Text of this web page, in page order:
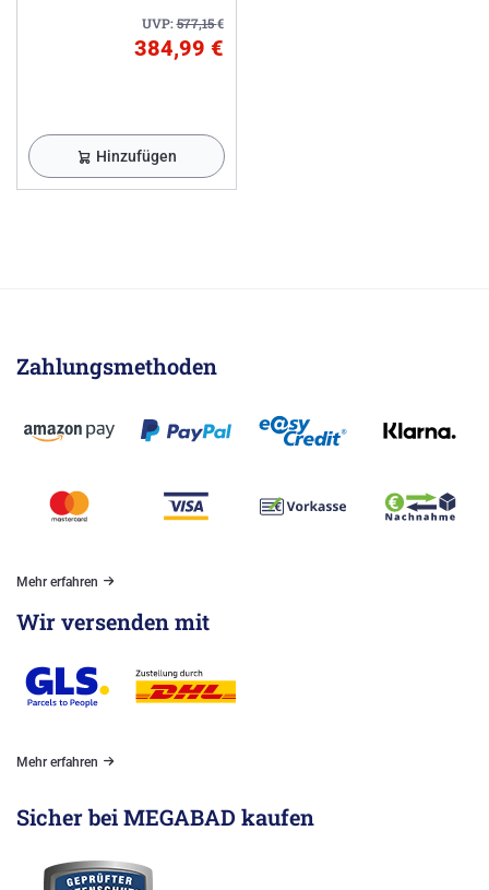
UVP:577,15€
384,99 €
Hinzufügen
Zahlungsmethoden
Mehr erfahren
Wir versenden mit
Mehr erfahren
Sicher bei MEGABAD kaufen